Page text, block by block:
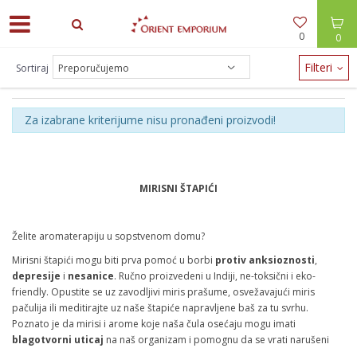
0
0
MIRISNI ŠTAPIĆI
Sortiraj Filteri
Za izabrane kriterijume nisu pronađeni proizvodi!
MIRISNI ŠTAPIĆI
Želite aromaterapiju u sopstvenom domu?
Mirisni štapići mogu biti prva pomoć u borbi protiv anksioznosti,
depresije i nesanice. Ručno proizvedeni u Indiji, ne-toksični i eko-
friendly. Opustite se uz zavodljivi miris prašume, osvežavajući miris
pačulija ili meditirajte uz naše štapiće napravljene baš za tu svrhu.
Poznato je da mirisi i arome koje naša čula osećaju mogu imati
blagotvorni uticaj na naš organizam i pomognu da se vrati narušeni